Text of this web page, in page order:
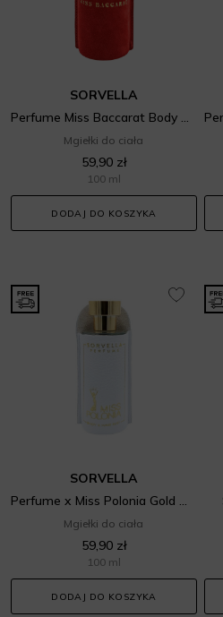
SORVELLA
Perfume Miss Baccarat Body & Hair Mist
Mgiełki do ciała
59,90 zł
100 ml
DODAJ DO KOSZYKA
SORVELLA
Perfume x Miss Polonia Gold Miss
Mgiełki do ciała
59,90 zł
100 ml
DODAJ DO KOSZYKA